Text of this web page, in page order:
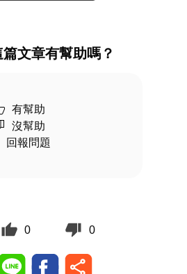
文章有幫助嗎？
有幫助
沒幫助
回報問題
0 0